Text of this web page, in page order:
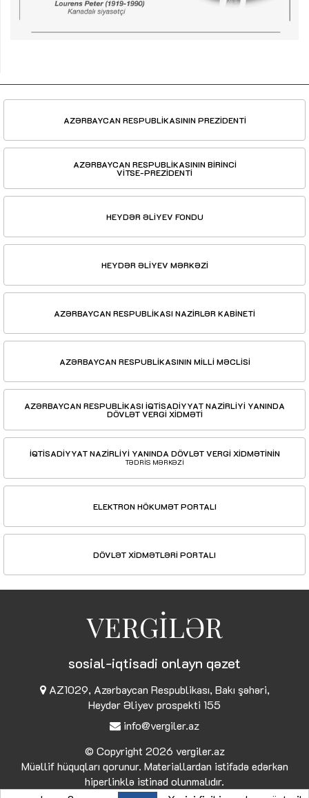
AZƏRBAYCAN RESPUBLİKASININ PREZİDENTİ
AZƏRBAYCAN RESPUBLİKASININ BİRİNCİ
VİTSE-PREZİDENTİ
HEYDƏR ƏLİYEV FONDU
HEYDƏR ƏLİYEV MƏRKƏZİ
AZƏRBAYCAN RESPUBLİKASI NAZİRLƏR KABİNETİ
AZƏRBAYCAN RESPUBLİKASININ MİLLİ MƏCLİSİ
AZƏRBAYCAN RESPUBLİKASI İQTİSADİYYAT NAZİRLİYİ YANINDA
DÖVLƏT VERGİ XİDMƏTİ
İQTİSADİYYAT NAZİRLİYİ YANINDA DÖVLƏT VERGİ XİDMƏTİNİN
TƏDRİS MƏRKƏZİ
ELEKTRON HÖKUMƏT PORTALI
DÖVLƏT XİDMƏTLƏRİ PORTALI
VERGİLƏR
sosial-iqtisadi onlayn qəzet
AZ1029, Azərbaycan Respublikası, Bakı şəhəri,
Heydər Əliyev prospekti 155
info@vergiler.az
© Copyright 2026 vergiler.az
Müəllif hüquqları qorunur. Materiallardan istifadə edərkən
hiperlinklə istinad olunmalıdır.